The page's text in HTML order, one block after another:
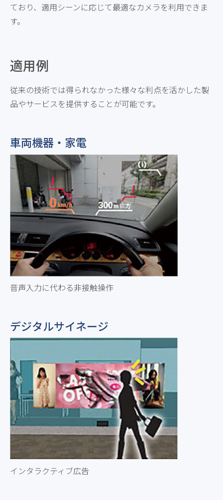
ており、適用シーンに応じて最適なカメラを利用できま
す。
適用例
従来の技術では得られなかった様々な利点を活かした製
品やサービスを提供することが可能です。
車両機器・家電
音声入力に代わる非接触操作
デジタルサイネージ
インタラクティブ広告